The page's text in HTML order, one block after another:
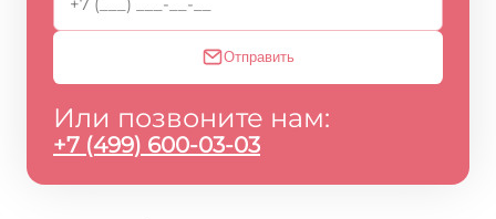
Отправить
Или позвоните нам:
+7 (499) 600-03-03